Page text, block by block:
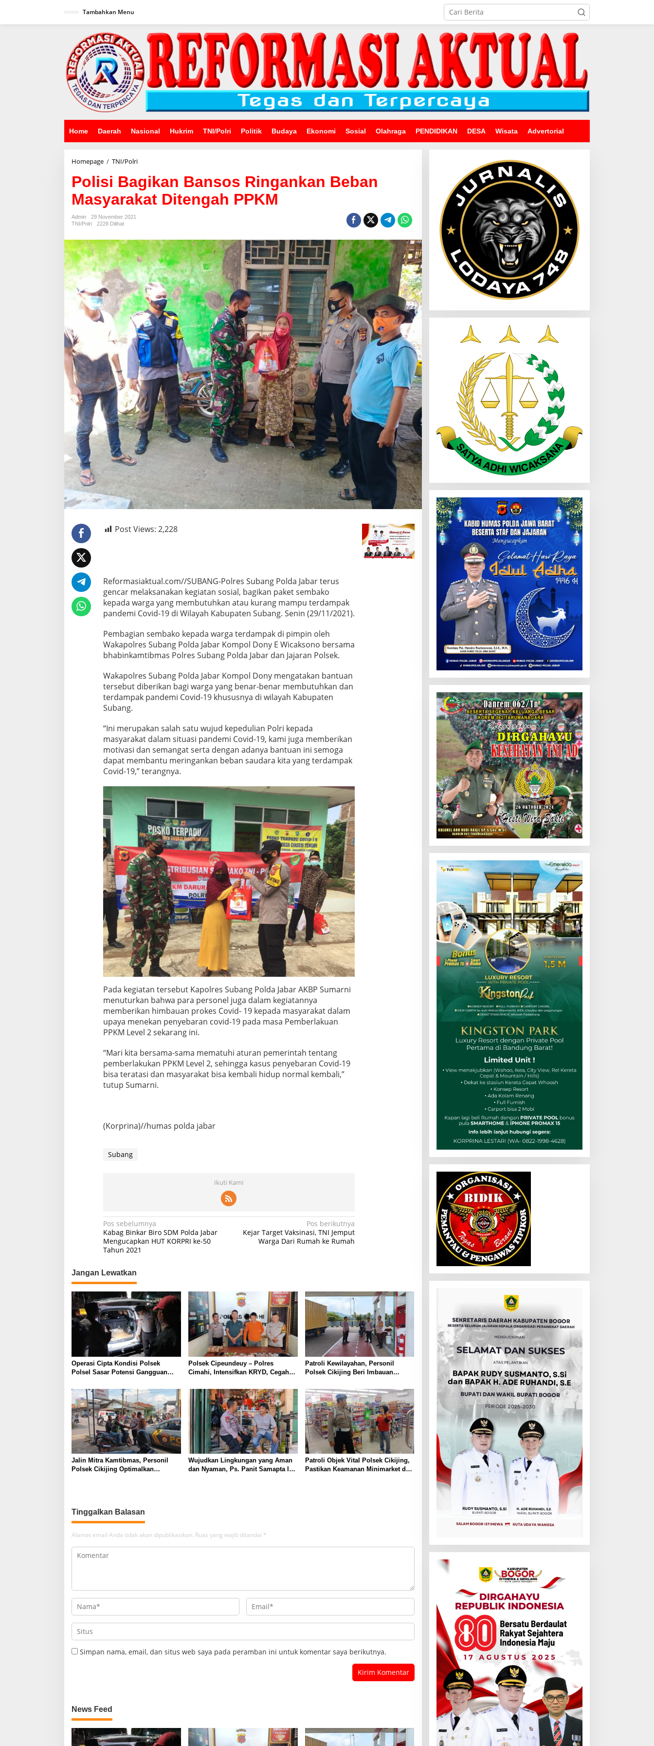
Tambahkan Menu
Home Daerah Nasional Hukrim TNI/Polri Politik Budaya Ekonomi Sosial Olahraga PENDIDIKAN DESA Wisata Advertorial
Homepage / TNI/PolriPolisi
Bansos
Ringankan
Beban
Masyarakat
Polisi Bagikan Bansos Ringankan Beban
Masyarakat Ditengah PPKM
Admin
29 November 2021
TNI/Polri
2228 Dilihat
Post Views: 2,228
Reformasiaktual.com//SUBANG-Polres Subang Polda Jabar terus
gencar melaksanakan kegiatan sosial, bagikan paket sembako
kepada warga yang membutuhkan atau kurang mampu terdampak
pandemi Covid-19 di Wilayah Kabupaten Subang. Senin (29/11/2021).
Pembagian sembako kepada warga terdampak di pimpin oleh
Wakapolres Subang Polda Jabar Kompol Dony E Wicaksono bersama
bhabinkamtibmas Polres Subang Polda Jabar dan Jajaran Polsek.
Wakapolres Subang Polda Jabar Kompol Dony mengatakan bantuan
tersebut diberikan bagi warga yang benar-benar membutuhkan dan
terdampak pandemi Covid-19 khususnya di wilayah Kabupaten
Subang.
“Ini merupakan salah satu wujud kepedulian Polri kepada
masyarakat dalam situasi pandemi Covid-19, kami juga memberikan
motivasi dan semangat serta dengan adanya bantuan ini semoga
dapat membantu meringankan beban saudara kita yang terdampak
Covid-19,” terangnya.
Pada kegiatan tersebut Kapolres Subang Polda Jabar AKBP Sumarni
menuturkan bahwa para personel juga dalam kegiatannya
memberikan himbauan prokes Covid- 19 kepada masyarakat dalam
upaya menekan penyebaran covid-19 pada masa Pemberlakuan
PPKM Level 2 sekarang ini.
“Mari kita bersama-sama mematuhi aturan pemerintah tentang
pemberlakukan PPKM Level 2, sehingga kasus penyebaran Covid-19
bisa teratasi dan masyarakat bisa kembali hidup normal kembali,”
tutup Sumarni.
(Korprina)//humas polda jabar
Subang
Ikuti Kami
Navigasi
pos
Pos sebelumnya
Kabag Binkar Biro SDM Polda Jabar
Mengucapkan HUT KORPRI ke-50
Tahun 2021
Pos berikutnya
Kejar Target Vaksinasi, TNI Jemput
Warga Dari Rumah ke Rumah
Jangan Lewatkan
Operasi Cipta Kondisi Polsek
Polsel Sasar Potensi Gangguan
Polsek Cipeundeuy – Polres
Cimahi, Intensifkan KRYD, Cegah
Miras serta Obat Terlarang
Patroli Kewilayahan, Personil
Polsek Cikijing Beri Imbauan
Jalin Mitra Kamtibmas, Personil
Polsek Cikijing Optimalkan
Wujudkan Lingkungan yang Aman
dan Nyaman, Ps. Panit Samapta l
Patroli Objek Vital Polsek Cikijing,
Pastikan Keamanan Minimarket dan
Tinggalkan Balasan
Alamat email Anda tidak akan dipublikasikan. Ruas yang wajib ditandai *
Simpan nama, email, dan situs web saya pada peramban ini untuk komentar saya berikutnya.
News Feed